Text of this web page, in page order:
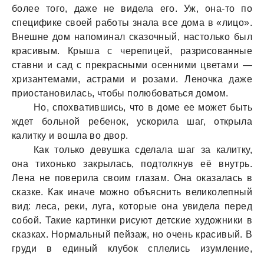
более того, даже не видела его. Уж, она-то по
специфике своей работы знала все дома в «лицо».
Внешне дом напоминал сказочный, настолько был
красивым. Крыша с черепицей, разрисованные
ставни и сад с прекрасными осенними цветами —
хризантемами, астрами и розами. Леночка даже
приостановилась, чтобы полюбоваться домом.
Но, спохватившись, что в доме ее может быть
ждет больной ребенок, ускорила шаг, открыла
калитку и вошла во двор.
Как только девушка сделала шаг за калитку,
она тихонько закрылась, подтолкнув её внутрь.
Лена не поверила своим глазам. Она оказалась в
сказке. Как иначе можно объяснить великолепный
вид: леса, реки, луга, которые она увидела перед
собой. Такие картинки рисуют детские художники в
сказках. Нормальный пейзаж, но очень красивый. В
груди в единый клубок сплелись изумление,